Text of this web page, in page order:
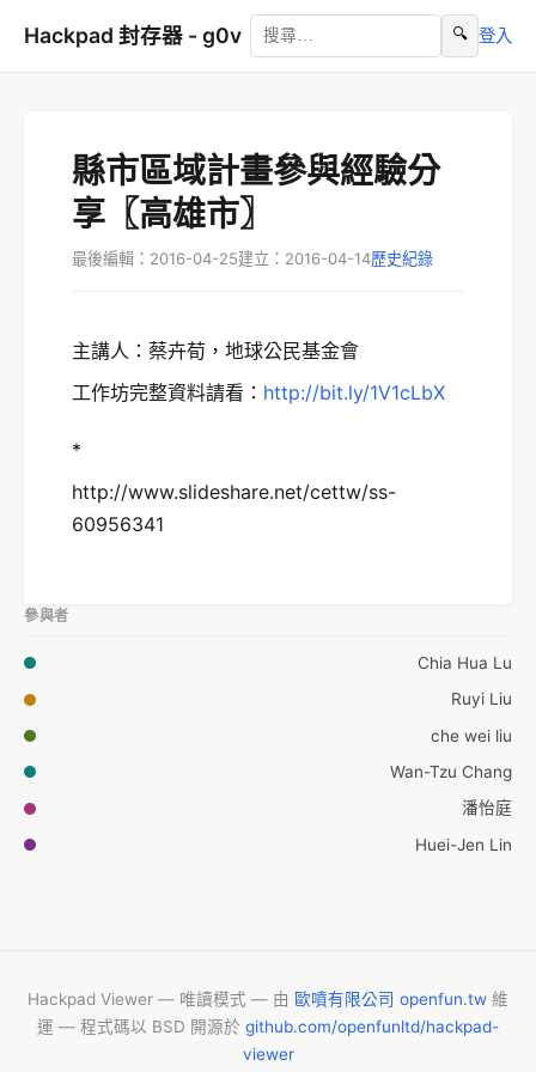
Hackpad 封存器 - g0v 🔍 登入
縣市區域計畫參與經驗分
享〖高雄市〗
最後編輯：2016-04-25建立：2016-04-14歷史紀錄
主講人：蔡卉荀，地球公民基金會
工作坊完整資料請看： http://bit.ly/1V1cLbX
*
http://www.slideshare.net/cettw/ss-
60956341
參與者
Chia Hua Lu
Ruyi Liu
che wei liu
Wan-Tzu Chang
潘怡庭
Huei-Jen Lin
Hackpad Viewer — 唯讀模式 — 由 歐噴有限公司 openfun.tw 維
運 — 程式碼以 BSD 開源於 github.com/openfunltd/hackpad-
viewer